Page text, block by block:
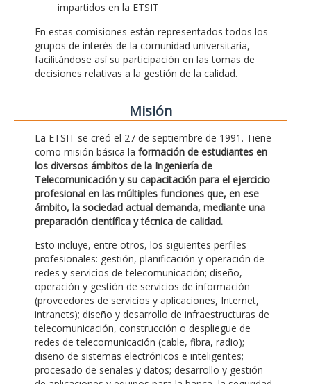
impartidos en la ETSIT
En estas comisiones están representados todos los
grupos de interés de la comunidad universitaria,
facilitándose así su participación en las tomas de
decisiones relativas a la gestión de la calidad.
Misión
La ETSIT se creó el 27 de septiembre de 1991. Tiene
como misión básica la formación de estudiantes en
los diversos ámbitos de la Ingeniería de
Telecomunicación y su capacitación para el ejercicio
profesional en las múltiples funciones que, en ese
ámbito, la sociedad actual demanda, mediante una
preparación científica y técnica de calidad.
Esto incluye, entre otros, los siguientes perfiles
profesionales: gestión, planificación y operación de
redes y servicios de telecomunicación; diseño,
operación y gestión de servicios de información
(proveedores de servicios y aplicaciones, Internet,
intranets); diseño y desarrollo de infraestructuras de
telecomunicación, construcción o despliegue de
redes de telecomunicación (cable, fibra, radio);
diseño de sistemas electrónicos e inteligentes;
procesado de señales y datos; desarrollo y gestión